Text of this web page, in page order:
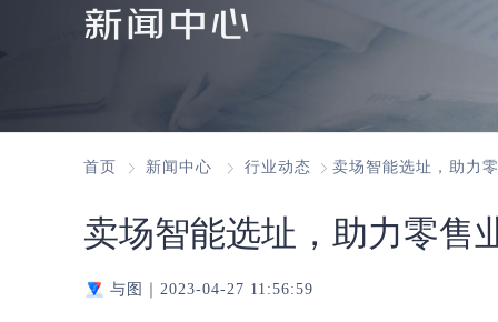
新闻中心
首页 新闻中心 行业动态 卖场智能选址，助力
卖场智能选址，助力零售
与图｜ 2023-04-27 11:56:59